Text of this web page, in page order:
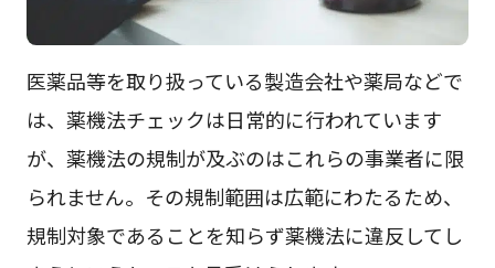
医薬品等を取り扱っている製造会社や薬局などで
は、薬機法チェックは日常的に行われています
が、薬機法の規制が及ぶのはこれらの事業者に限
られません。その規制範囲は広範にわたるため、
規制対象であることを知らず薬機法に違反してし